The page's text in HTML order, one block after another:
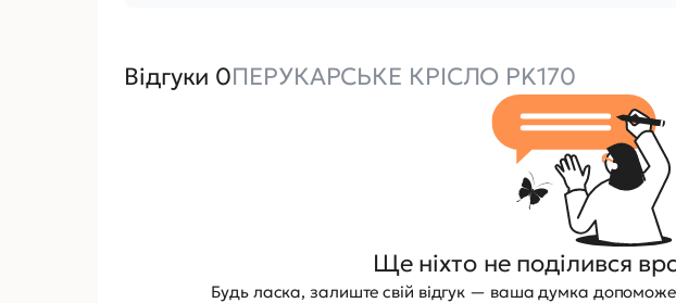
Відгуки 0ПЕРУКАРСЬКЕ КРІСЛО PK170
Ще ніхто не поділився
Будь ласка, залиште свій відгук — ваша думка